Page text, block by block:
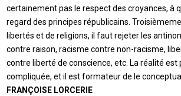
certainement pas le respect des croyances, à
regard des principes républicains.
libertés et de religions, il faut rejeter les
contre raison, racisme contre non-racisme,
contre liberté de conscience, etc. La réalité est
compliquée, et il est formateur de le
FRANÇOISE LORCERIE